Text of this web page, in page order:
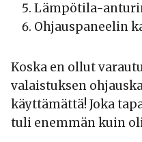
Lämpötila-
Ohjauspaneelin
Koska en ollut
valaistuksen
käyttämättä! Joka
tuli enemmän kuin